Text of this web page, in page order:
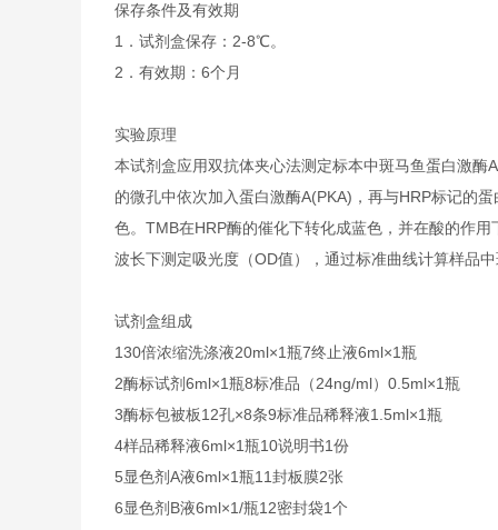
保存条件及有效期
1．试剂盒保存：2-8℃。
2．有效期：6个月
实验原理
本试剂盒应用双抗体夹心法测定标本中斑马鱼蛋白激
的微孔中依次加入蛋白激酶A(PKA)，再与HRP标记的
色。TMB在HRP酶的催化下转化成蓝色，并在酸的作
波长下测定吸光度（OD值），通过标准曲线计算样品
试剂盒组成
130倍浓缩洗涤液20ml×1瓶7终止液6ml×1瓶
2酶标试剂6ml×1瓶8标准品（24ng/ml） 0.5ml×1瓶
3酶标包被板12孔×8条9标准品稀释液1.5ml×1瓶
4样品稀释液6ml×1瓶10说明书1份
5显色剂A液6ml×1瓶11封板膜2张
6显色剂B液6ml×1/瓶12密封袋1个